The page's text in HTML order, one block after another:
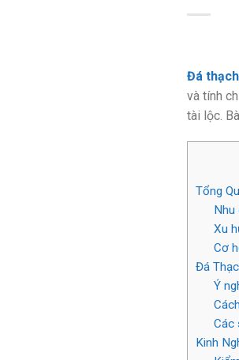
Đá
và tính
tài lộc.
Tổng
Nhu
Xu
Cơ
Đá
Ý
Các
Kinh